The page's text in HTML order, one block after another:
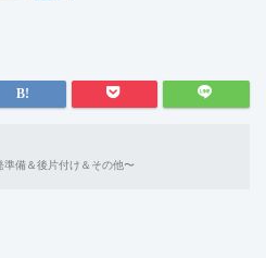
備＆後片付け＆その他〜